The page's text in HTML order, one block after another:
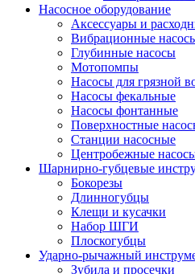
Насосное оборудование
Аксессуары и
Вибрационные
Глубинные насосы
Мотопомпы
Насосы для грязной
Насосы фекальные
Насосы фонтанные
Поверхностные
Станции насосные
Центробежные
Шарнирно-губцевые
Бокорезы
Длинногубцы
Клещи и кусачки
Набор ШГИ
Плоскогубцы
Ударно-рычажный
Зубила и просечки